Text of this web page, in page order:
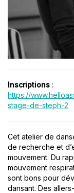
Inscriptions :
https://
stage-de-steph-2
Cet atelier de
de recherche et
mouvement. Du
mouvement
sont bons pour
dansant. Des